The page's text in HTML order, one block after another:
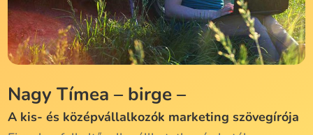
Nagy Tímea – birge –
A kis- és középvállalkozók marketing szövegírója